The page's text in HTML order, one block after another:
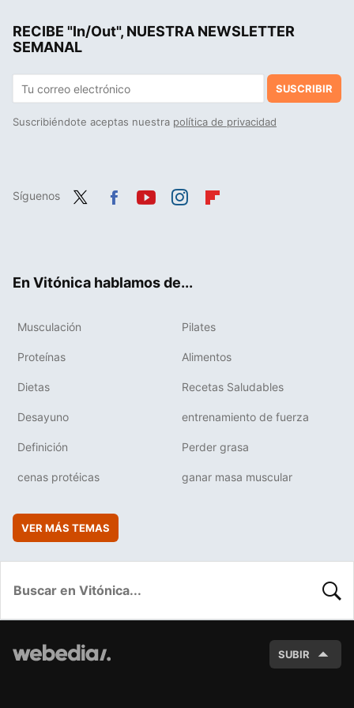
RECIBE "In/Out", NUESTRA NEWSLETTER
SEMANAL
SUSCRIBIR
Suscribiéndote aceptas nuestra política de privacidad
Síguenos
En Vitónica hablamos de...
Musculación Pilates
Proteínas Alimentos
Dietas Recetas Saludables
Desayuno entrenamiento de fuerza
Definición Perder grasa
cenas protéicas ganar masa muscular
VER MÁS TEMAS
SUBIR